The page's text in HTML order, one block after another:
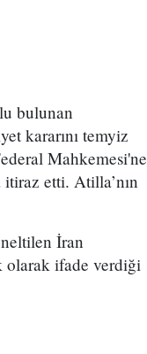
bulunan
kararını temyiz
Mahkemesi'ne
etti. Atilla’nın
İran
olarak ifade verdiği